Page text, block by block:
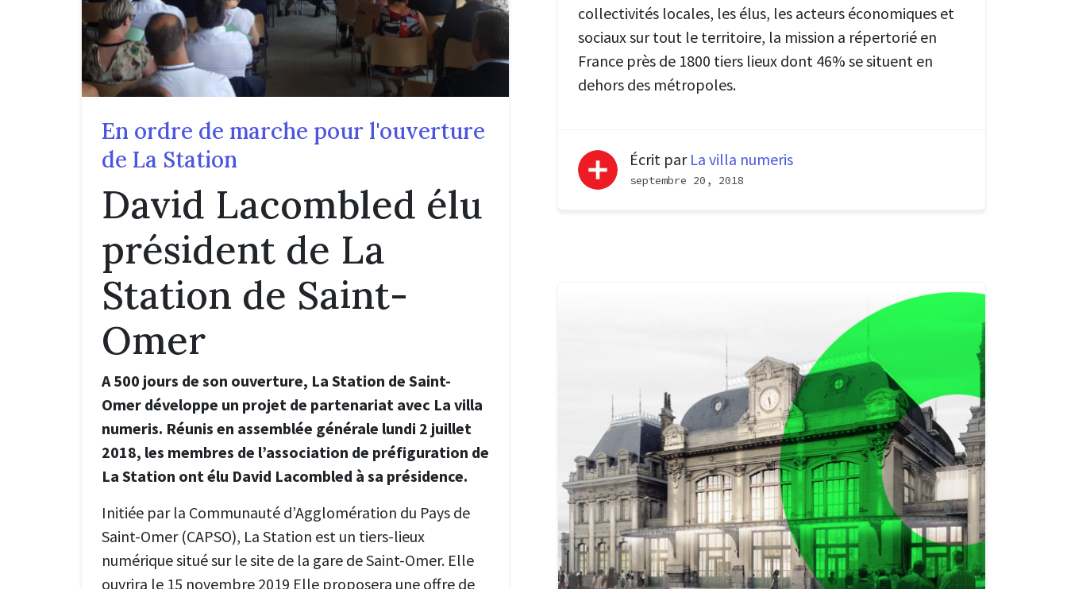
collectivités locales, les élus, les acteurs économiques et
sociaux sur tout le territoire, la mission a répertorié en
France près de 1800 tiers lieux dont 46% se situent en
dehors des métropoles.
Écrit par La villa numeris
septembre 20, 2018
En ordre de marche pour l'ouverture
de La Station
David Lacombled élu
président de La
Station de Saint-
Omer
A 500 jours de son ouverture, La Station de Saint-
Omer développe un projet de partenariat avec La villa
numeris. Réunis en assemblée générale lundi 2 juillet
2018, les membres de l’association de préfiguration de
La Station ont élu David Lacombled à sa présidence.
Initiée par la Communauté d’Agglomération du Pays de
Saint-Omer (CAPSO), La Station est un tiers-lieux
numérique situé sur le site de la gare de Saint-Omer. Elle
ouvrira le 15 novembre 2019 Elle proposera une offre de